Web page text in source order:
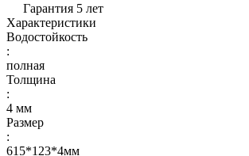
Гарантия 5 лет
Характеристики
Водостойкость
:
полная
Толщина
:
4 мм
Размер
:
615*123*4мм